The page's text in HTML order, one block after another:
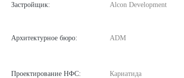
Застройщик: Alcon Development
Архитектурное бюро: ADM
Проектирование НФС: Кариатида